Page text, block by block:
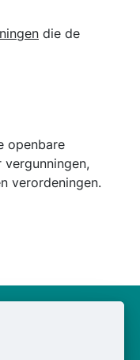
die de
openbare
vergunningen,
verordeningen.